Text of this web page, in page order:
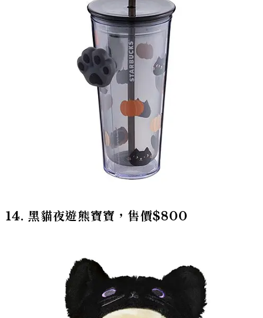
14. 黑貓夜遊熊寶寶，售價$800